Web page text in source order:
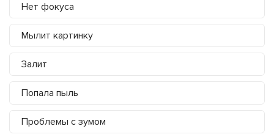
Нет фокуса
Мылит картинку
Залит
Попала пыль
Проблемы с зумом